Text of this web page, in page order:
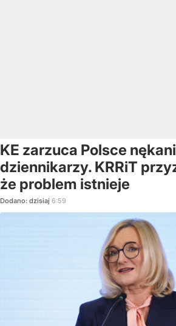
KE zarzuca Polsce
dziennikarzy. KRRiT
że problem istnieje
Dodano: dzisiaj 6:59